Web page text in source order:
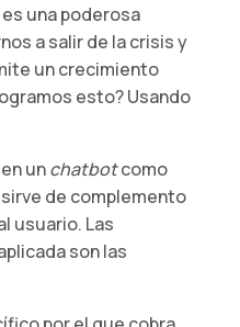
una poderosa
a salir de la crisis y
un crecimiento
esto? Usando
unchatbotcomo
de complemento
usuario. Las
son las